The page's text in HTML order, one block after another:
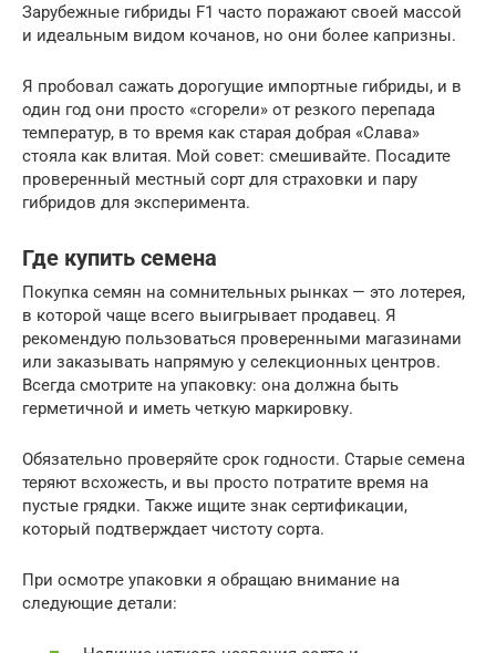
Зарубежные гибриды F1 часто поражают своей массой
и идеальным видом кочанов, но они более капризны.
Я пробовал сажать дорогущие импортные гибриды, и в
один год они просто «сгорели» от резкого перепада
температур, в то время как старая добрая «Слава»
стояла как влитая. Мой совет: смешивайте. Посадите
проверенный местный сорт для страховки и пару
гибридов для эксперимента.
Где купить семена
Покупка семян на сомнительных рынках — это лотерея,
в которой чаще всего выигрывает продавец. Я
рекомендую пользоваться проверенными магазинами
или заказывать напрямую у селекционных центров.
Всегда смотрите на упаковку: она должна быть
герметичной и иметь четкую маркировку.
Обязательно проверяйте срок годности. Старые семена
теряют всхожесть, и вы просто потратите время на
пустые грядки. Также ищите знак сертификации,
который подтверждает чистоту сорта.
При осмотре упаковки я обращаю внимание на
следующие детали: